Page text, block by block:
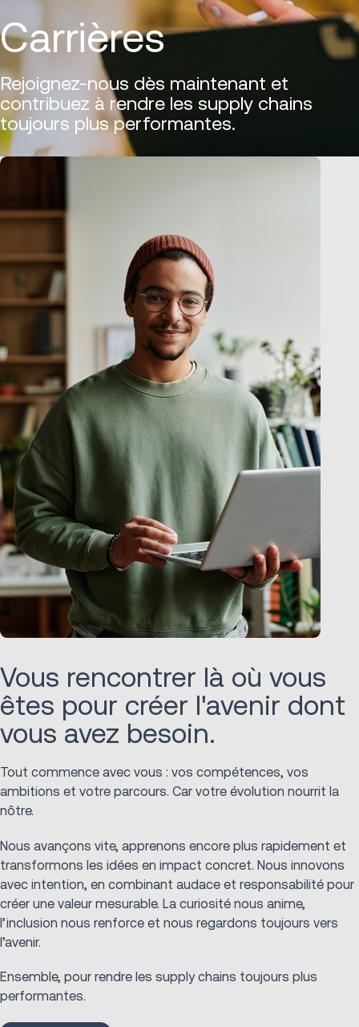
Carrières
Rejoignez-nous dès maintenant et
contribuez à rendre les supply chains
toujours plus performantes.
Vous rencontrer là où vous
êtes pour créer l'avenir dont
vous avez besoin.
Tout commence avec vous : vos compétences, vos
ambitions et votre parcours. Car votre évolution nourrit la
nôtre.
Nous avançons vite, apprenons encore plus rapidement et
transformons les idées en impact concret. Nous innovons
avec intention, en combinant audace et responsabilité pour
créer une valeur mesurable. La curiosité nous anime,
l’inclusion nous renforce et nous regardons toujours vers
l’avenir.
Ensemble, pour rendre les supply chains toujours plus
performantes.